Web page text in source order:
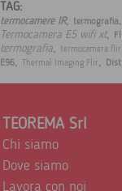
TAG:
termocamere IR,
Termocamera E5 wifi xt,
termografia, termocamera flir
E96, Thermal Imaging Flir,
TEOREMA Srl
Chi siamo
Dove siamo
Lavora con noi